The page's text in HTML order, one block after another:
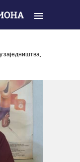
заједништва,
утихне